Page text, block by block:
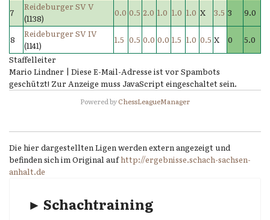
7
Reideburger SV V
(1138)
0.0 0.5 2.0 1.0 1.0 1.0 X 3.5 3 9.0
8
Reideburger SV IV
(1141)
1.5 0.5 0.0 0.0 1.5 1.0 0.5 X 0
5.0
Staffelleiter
Mario Lindner | Diese E-Mail-Adresse ist vor Spambots
geschützt! Zur Anzeige muss JavaScript eingeschaltet sein.
Powered byChessLeagueManager
Die hier dargestellten Ligen werden extern angezeigt und
befinden sich im Original aufhttp://ergebnisse.schach-sachsen-
anhalt.de
► Schachtraining